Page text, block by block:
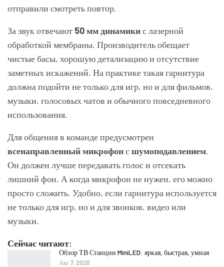
отправили смотреть повтор.
За звук отвечают 50 мм динамикис лазерной
обработкой мембраны. Производитель обещает
чистые басы, хорошую детализацию и отсутствие
заметных искажений. На практике такая гарнитура
должна подойти не только для игр, но и для фильмов,
музыки, голосовых чатов и обычного повседневного
использования.
Для общения в команде предусмотрен
всенаправленный микрофонсшумоподавлением.
Он должен лучше передавать голос и отсекать
лишний фон. А когда микрофон не нужен, его можно
просто сложить. Удобно, если гарнитура используется
не только для игр, но и для звонков, видео или
музыки.
Сейчас читают:
Обзор ТВ Станции MiniLED: яркая, быстрая, умная
Авг 7, 2026